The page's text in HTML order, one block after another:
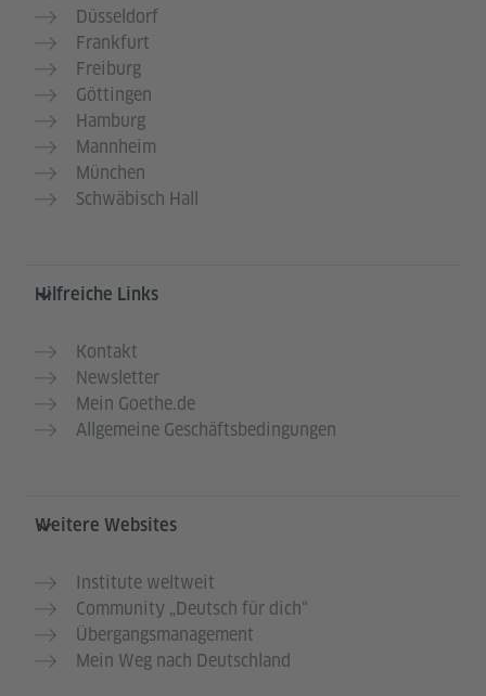
Düsseldorf
Frankfurt
Freiburg
Göttingen
Hamburg
Mannheim
München
Schwäbisch Hall
Hilfreiche Links
Kontakt
Newsletter
Mein Goethe.de
Allgemeine Geschäftsbedingungen
Weitere Websites
Institute weltweit
Community „Deutsch für dich“
Übergangsmanagement
Mein Weg nach Deutschland